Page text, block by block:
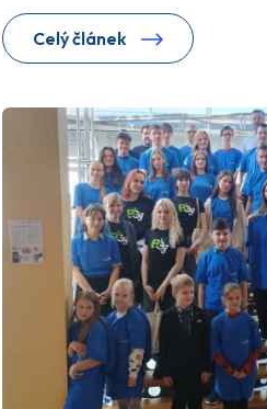
Celý článek